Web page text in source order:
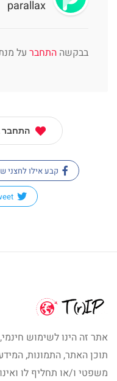
parallax
בבקשה התחבר על
התחבר
קבע אילו לחצני
Tweet
אתר זה הינו לשימוש
תוכן האתר, התמונות,
משפטי ו/או תחליף לו